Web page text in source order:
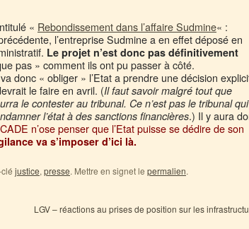
« Rebondissement dans l’affaire Sudmine« :
l’entreprise Sudmine a en effet déposé en
Le projet n’est donc pas définitivement
pas » comment ils ont pu passer à côté.
donc « obliger » l’Etat a prendre une décision
le faire en avril. (Il faut savoir malgré tout que
le contester au tribunal. Ce n’est pas le tribunal qui
l’état à des sanctions financières.) Il y aura
n’ose penser que l’Etat puisse se dédire de son
va s’imposer d’ici là.
justice, presse. Mettre en signet le permalien.
LGV – réactions au prises de position sur les